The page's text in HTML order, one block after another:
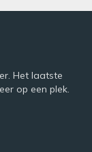
Het laatste
op een plek.